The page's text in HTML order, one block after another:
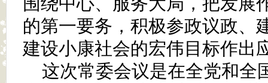
的第一要务，积极参政议政、
建设小康社会的宏伟目标作出
这次常委会议是在全党和全